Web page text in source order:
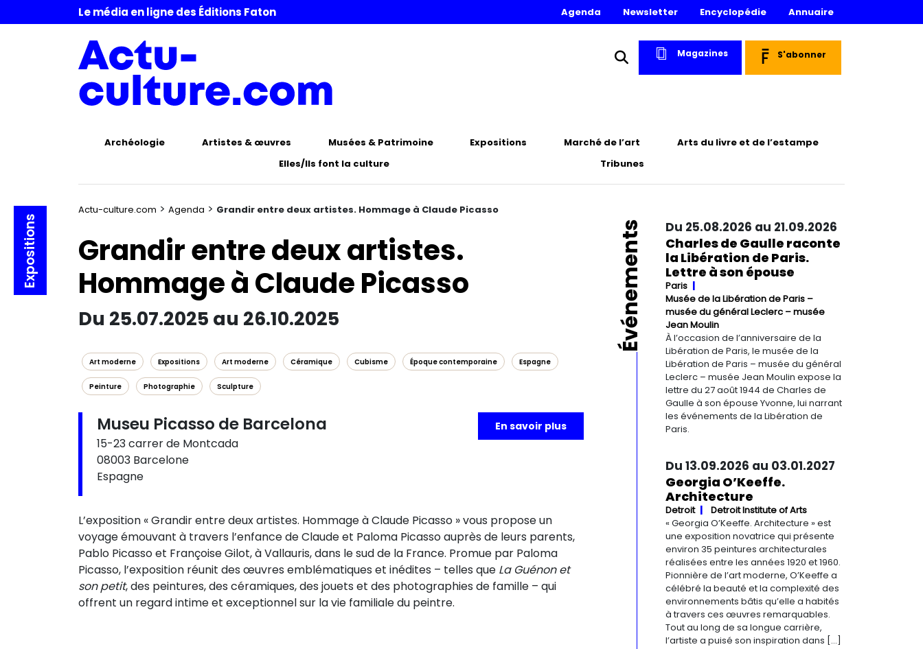
Le média en ligne des Éditions Faton Agenda Newsletter Encyclopédie Annuaire
Magazines S'abonner
Archéologie Artistes & œuvres Musées & Patrimoine Expositions Marché de l’art
Arts du livre et de l’estampe
Elles/Ils font la culture
Tribunes
Actu-culture.com > Agenda > Grandir entre deux artistes. Hommage à Claude Picasso
Expositions
Grandir entre deux artistes.
Hommage à Claude Picasso
Du 25.07.2025 au 26.10.2025
Art moderne Expositions Art moderne Céramique Cubisme Époque contemporaine Espagne
Peinture Photographie Sculpture
Museu Picasso de Barcelona
15-23 carrer de Montcada
08003 Barcelone
Espagne
En savoir plus
L’exposition « Grandir entre deux artistes. Hommage à Claude Picasso » vous propose un
voyage émouvant à travers l’enfance de Claude et Paloma Picasso auprès de leurs parents,
Pablo Picasso et Françoise Gilot, à Vallauris, dans le sud de la France. Promue par Paloma
Picasso, l’exposition réunit des œuvres emblématiques et inédites – telles que La Guénon et
son petit, des peintures, des céramiques, des jouets et des photographies de famille – qui
offrent un regard intime et exceptionnel sur la vie familiale du peintre.
Événements Du 25.08.2026 au 21.09.2026
Charles de Gaulle raconte
la Libération de Paris.
Lettre à son épouse
Paris
Musée de la Libération de Paris –
musée du général Leclerc – musée
Jean Moulin
À l’occasion de l’anniversaire de la
Libération de Paris, le musée de la
Libération de Paris – musée du général
Leclerc – musée Jean Moulin expose la
lettre du 27 août 1944 de Charles de
Gaulle à son épouse Yvonne, lui narrant
les événements de la Libération de
Paris.
Du 13.09.2026 au 03.01.2027
Georgia O’Keeffe.
Architecture
Detroit
Detroit Institute of Arts
« Georgia O’Keeffe. Architecture » est
une exposition novatrice qui présente
environ 35 peintures architecturales
réalisées entre les années 1920 et 1960.
Pionnière de l’art moderne, O’Keeffe a
célébré la beauté et la complexité des
environnements bâtis qu’elle a habités
à travers ces œuvres remarquables.
Tout au long de sa longue carrière,
l’artiste a puisé son inspiration dans […]